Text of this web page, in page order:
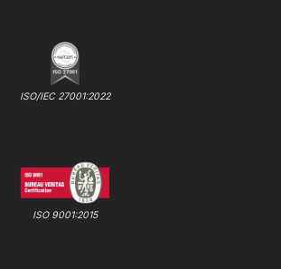
ISO/IEC 27001:2022
ISO 9001:2015